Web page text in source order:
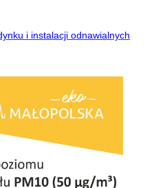
i instalacji odnawialnych